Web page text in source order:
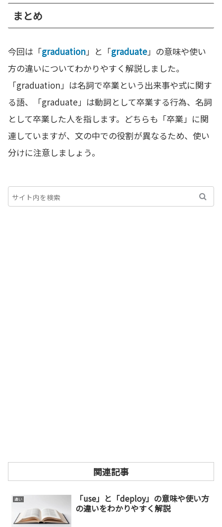
まとめ
今回は「graduation」と「graduate」の意味や使い
方の違いについてわかりやすく解説しました。
「graduation」は名詞で卒業という出来事や式に関す
る語、「graduate」は動詞として卒業する行為、名詞
として卒業した人を指します。どちらも「卒業」に関
連していますが、文の中での役割が異なるため、使い
分けに注意しましょう。
関連記事
違い
「use」と「deploy」の意味や使い方
の違いをわかりやすく解説